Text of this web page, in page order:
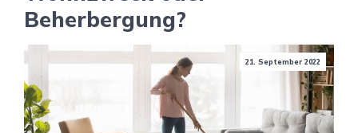
Beherbergung?
21. September 2022